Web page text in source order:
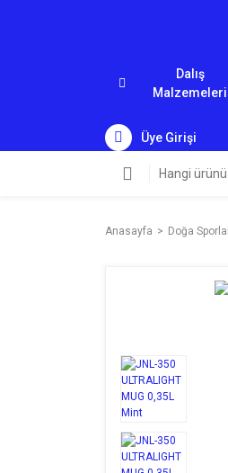
Dalış
Malzemeleri
Üye Girişi
Anasayfa Doğa